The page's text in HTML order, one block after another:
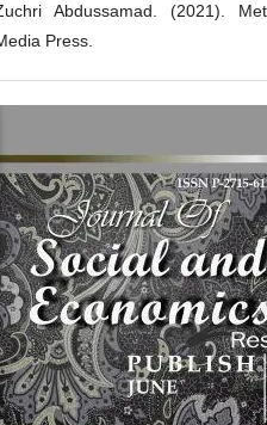
Abdussamad. (2021).
Press.